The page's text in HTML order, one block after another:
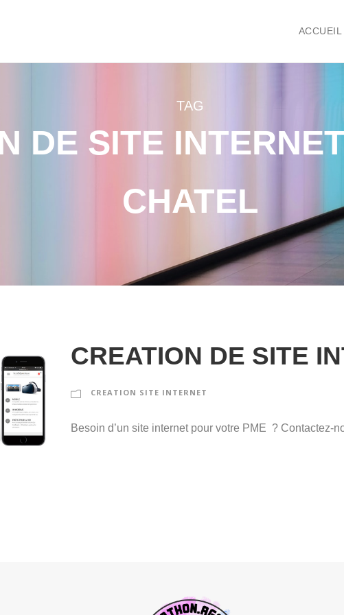
ACCUEIL
TAG
DE SITE
CHATEL
CREATION DE SITE
CREATION SITE INTERNET
Besoin d’un site internet pour votre PME ? Contactez-